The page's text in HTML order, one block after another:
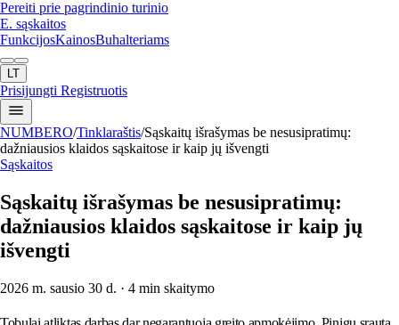
Pereiti prie pagrindinio turinio
E. sąskaitos
FunkcijosKainosBuhalteriams
LT
Prisijungti Registruotis
NUMBERO/Tinklaraštis/Sąskaitų išrašymas be nesusipratimų:
dažniausios klaidos sąskaitose ir kaip jų išvengti
Sąskaitos
Sąskaitų išrašymas be nesusipratimų:
dažniausios klaidos sąskaitose ir kaip jų
išvengti
2026 m. sausio 30 d. · 4 min skaitymo